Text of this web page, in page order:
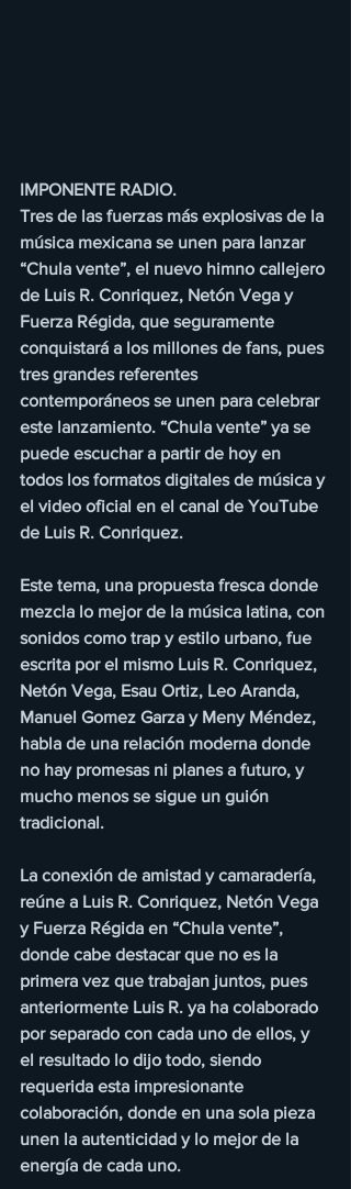
IMPONENTE RADIO.
Tres de las fuerzas más explosivas de la
música mexicana se unen para lanzar
“Chula vente”, el nuevo himno callejero
de Luis R. Conriquez, Netón Vega y
Fuerza Régida, que seguramente
conquistará a los millones de fans, pues
tres grandes referentes
contemporáneos se unen para celebrar
este lanzamiento. “Chula vente” ya se
puede escuchar a partir de hoy en
todos los formatos digitales de música y
el video oficial en el canal de YouTube
de Luis R. Conriquez.
Este tema, una propuesta fresca donde
mezcla lo mejor de la música latina, con
sonidos como trap y estilo urbano, fue
escrita por el mismo Luis R. Conriquez,
Netón Vega, Esau Ortiz, Leo Aranda,
Manuel Gomez Garza y Meny Méndez,
habla de una relación moderna donde
no hay promesas ni planes a futuro, y
mucho menos se sigue un guión
tradicional.
La conexión de amistad y camaradería,
reúne a Luis R. Conriquez, Netón Vega
y Fuerza Régida en “Chula vente”,
donde cabe destacar que no es la
primera vez que trabajan juntos, pues
anteriormente Luis R. ya ha colaborado
por separado con cada uno de ellos, y
el resultado lo dijo todo, siendo
requerida esta impresionante
colaboración, donde en una sola pieza
unen la autenticidad y lo mejor de la
energía de cada uno.